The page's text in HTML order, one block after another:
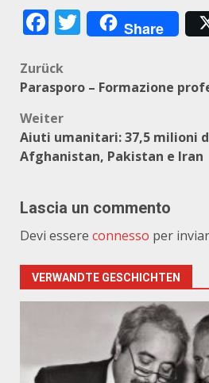
Facebook
Twitter
Share
Zurück
Parasporo – Formazione
Weiter
Aiuti umanitari: 37,5 milioni
Afghanistan, Pakistan e Iran
Lascia un commento
Devi essere connesso per
VERWANDTE GESCHICHTEN